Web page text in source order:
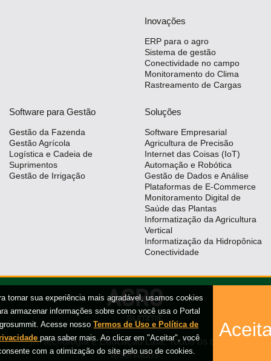
tornar sua experiência mais agradável, usamos cookies
armazenar informações sobre como você usa o Portal
Acesse nossoTermos de Uso e Política de
para saber mais. Ao clicar em "Aceitar", você
com a otimização do site pelo uso de cookies.
Inovações
ERP para o agro
Sistema de gestão
Conectividade no campo
Monitoramento do Clima
Rastreamento de Cargas
Software para Gestão
Gestão da Fazenda
Gestão Agrícola
Logística e Cadeia de
Suprimentos
Gestão de Irrigação
Soluções
Software Empresarial
Agricultura de Precisão
Internet das Coisas (IoT)
Automação e Robótica
Gestão de Dados e Análise
Plataformas de E-Commerce
Monitoramento Digital de
Saúde das Plantas
Informatização da Agricultura
Vertical
Informatização da Hidropônica
Conectividade
iX Tecnologia e Educação Ltda. Todos os direitos
reservados.